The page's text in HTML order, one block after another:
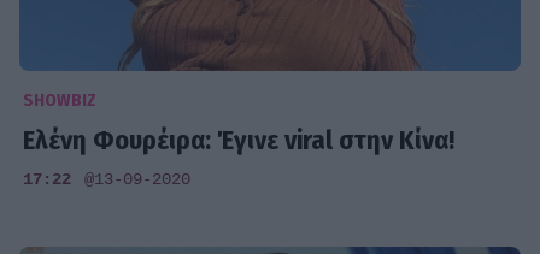
SHOWBIZ
Ελένη Φουρέιρα: Έγινε viral στην Κίνα!
17:22 @13-09-2020